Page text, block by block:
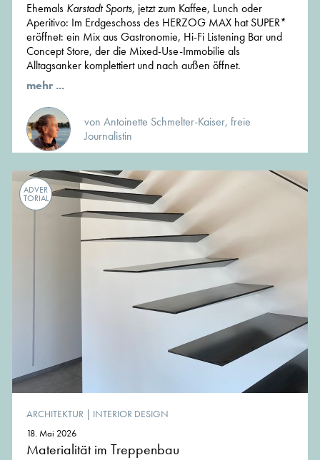
Ehemals Karstadt Sports, jetzt zum Kaffee, Lunch oder
Aperitivo: Im Erdgeschoss des HERZOG MAX hat SUPER*
eröffnet: ein Mix aus Gastronomie, Hi-Fi Listening Bar und
Concept Store, der die Mixed-Use-Immobilie als
Alltagsanker komplettiert und nach außen öffnet.
mehr ...
von Antoinette Schmelter-Kaiser, freie
Journalistin
ADVER
TORIAL
ARCHITEKTUR | INTERIOR DESIGN
18. Mai 2026
Materialität im Treppenbau